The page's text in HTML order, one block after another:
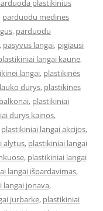
plastikinius
, parduodu medines
, parduodu
, pasyvus langai, pigiausi
langai kaune,
langai, plastikinės
durys, plastikines
, plastikiniai
durys kainos,
plastikiniai langai akcijos,
alytus, plastikiniai langai
, plastikiniai langai
langai išpardavimas,
langai jonava,
jurbarke, plastikiniai